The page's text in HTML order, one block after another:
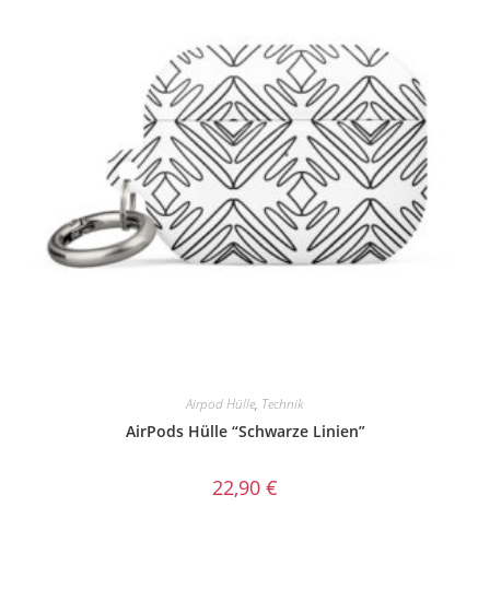
Airpod Hülle, Technik
AirPods Hülle “Schwarze Linien”
22,90 €